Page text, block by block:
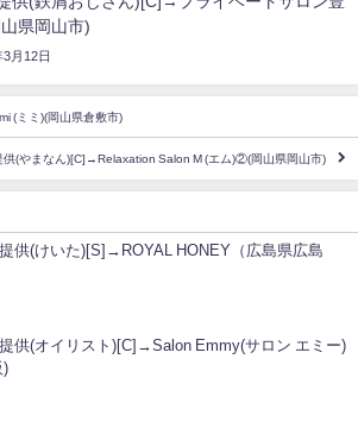
県岡山市)
月12日
(ミミ)(岡山県倉敷市)
供(やまなん)[C]→Relaxation Salon M (エム)②(岡山県岡山市)
供(けいた)[S]→ROYAL HONEY（広島県広島
供(オイリスト)[C]→Salon Emmy(サロン エミー)
)